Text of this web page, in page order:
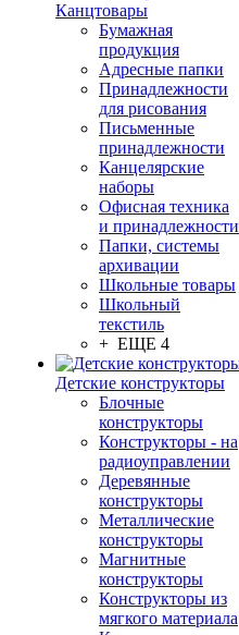
Канцтовары
Бумажная
продукция
Адресные папки
Принадлежности
для рисования
Письменные
принадлежности
Канцелярские
наборы
Офисная техника
и принадлежности
Папки, системы
архивации
Школьные товары
Школьный
текстиль
+ ЕЩЕ 4
Детские конструкторы
Блочные
конструкторы
Конструкторы - на
радиоуправлении
Деревянные
конструкторы
Металлические
конструкторы
Магнитные
конструкторы
Конструкторы из
мягкого материала